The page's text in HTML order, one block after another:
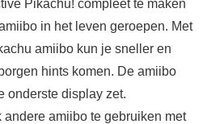
Pikachu! compleet te maken
in het leven geroepen. Met
amiibo kun je sneller en
hints komen. De amiibo
onderste display zet.
amiibo te gebruiken met